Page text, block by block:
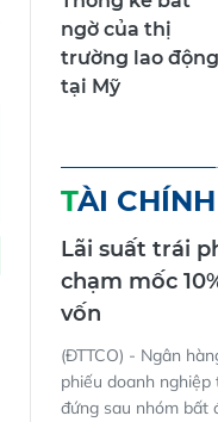
ngờ của thị
trường lao động
tại Mỹ
TÀI CHÍNH
Lãi suất trái
chạm mốc
vốn
(ĐTTCO) - Ngân
phiếu doanh
đứng sau nhóm bất